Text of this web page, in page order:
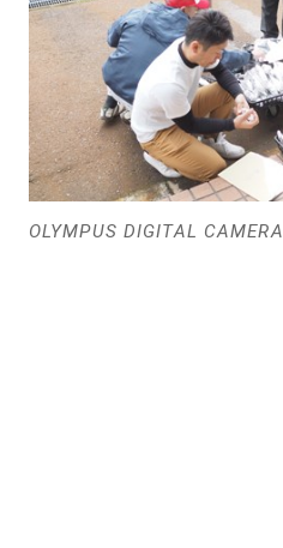
OLYMPUS DIGITAL CAMERA